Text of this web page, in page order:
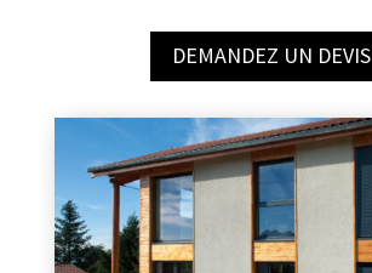
DEMANDEZ UN DEVIS